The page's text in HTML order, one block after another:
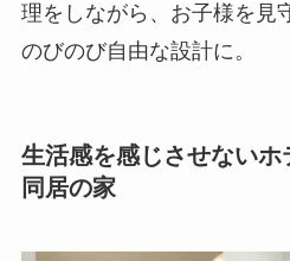
理をしながら、お子様を見
のびのび自由な設計に。
生活感を感じさせない
同居の家